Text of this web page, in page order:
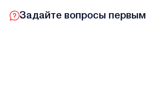
Задайте вопросы первым